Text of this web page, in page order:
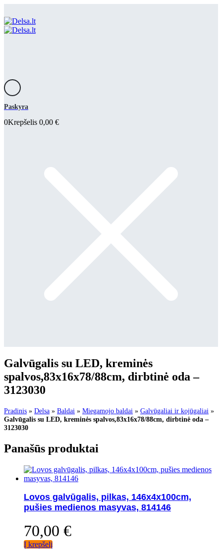
Paskyra
0Krepšelis 0,00 €
Galvūgalis su LED, kreminės
spalvos,83x16x78/88cm, dirbtinė oda –
3123030
Pradinis » Delsa » Baldai » Miegamojo baldai » Galvūgaliai ir kojūgaliai »
Galvūgalis su LED, kreminės spalvos,83x16x78/88cm, dirbtinė oda –
3123030
Panašūs produktai
Lovos galvūgalis, pilkas, 146x4x100cm,
pušies medienos masyvas, 814146
70,00 €
Į krepšelį